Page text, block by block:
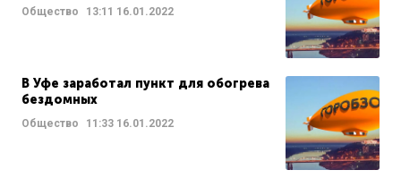
Общество 13:11 16.01.2022
В Уфе заработал пункт для обогрева
бездомных
Общество 11:33 16.01.2022